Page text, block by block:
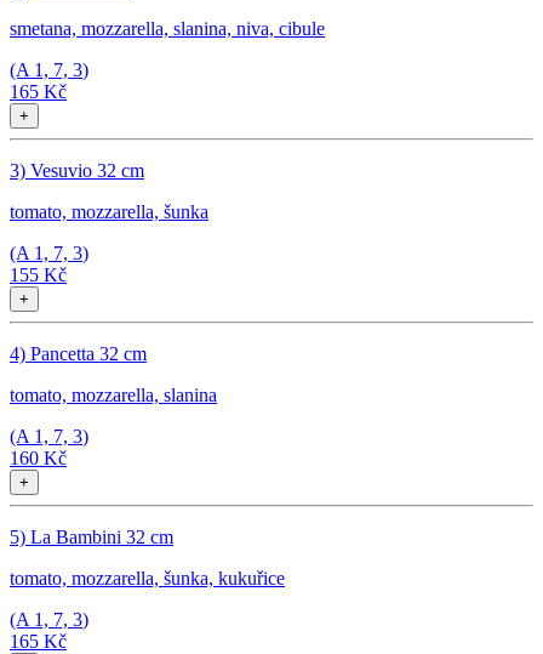
smetana, mozzarella, slanina, niva, cibule
(A 1, 7, 3)
165 Kč
+
3) Vesuvio 32 cm
tomato, mozzarella, šunka
(A 1, 7, 3)
155 Kč
+
4) Pancetta 32 cm
tomato, mozzarella, slanina
(A 1, 7, 3)
160 Kč
+
5) La Bambini 32 cm
tomato, mozzarella, šunka, kukuřice
(A 1, 7, 3)
165 Kč